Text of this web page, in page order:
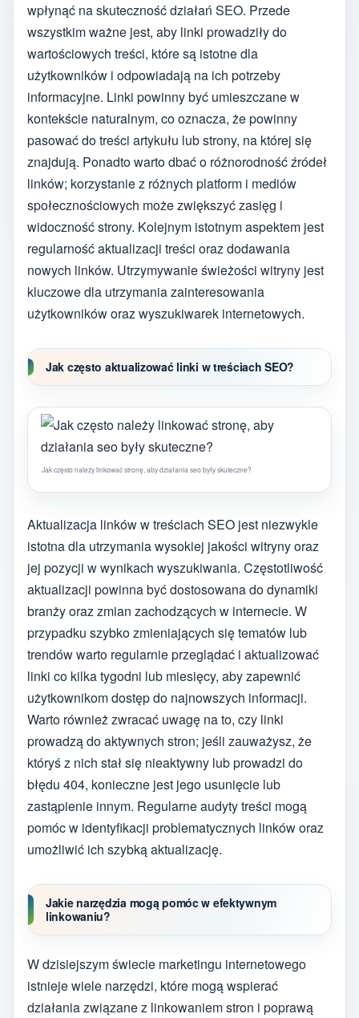
wpłynąć na skuteczność działań SEO. Przede
wszystkim ważne jest, aby linki prowadziły do
wartościowych treści, które są istotne dla
użytkowników i odpowiadają na ich potrzeby
informacyjne. Linki powinny być umieszczane w
kontekście naturalnym, co oznacza, że powinny
pasować do treści artykułu lub strony, na której się
znajdują. Ponadto warto dbać o różnorodność źródeł
linków; korzystanie z różnych platform i mediów
społecznościowych może zwiększyć zasięg i
widoczność strony. Kolejnym istotnym aspektem jest
regularność aktualizacji treści oraz dodawania
nowych linków. Utrzymywanie świeżości witryny jest
kluczowe dla utrzymania zainteresowania
użytkowników oraz wyszukiwarek internetowych.
Jak często aktualizować linki w treściach SEO?
Jak często należy linkować stronę, aby działania seo były skuteczne?
Aktualizacja linków w treściach SEO jest niezwykle
istotna dla utrzymania wysokiej jakości witryny oraz
jej pozycji w wynikach wyszukiwania. Częstotliwość
aktualizacji powinna być dostosowana do dynamiki
branży oraz zmian zachodzących w internecie. W
przypadku szybko zmieniających się tematów lub
trendów warto regularnie przeglądać i aktualizować
linki co kilka tygodni lub miesięcy, aby zapewnić
użytkownikom dostęp do najnowszych informacji.
Warto również zwracać uwagę na to, czy linki
prowadzą do aktywnych stron; jeśli zauważysz, że
któryś z nich stał się nieaktywny lub prowadzi do
błędu 404, konieczne jest jego usunięcie lub
zastąpienie innym. Regularne audyty treści mogą
pomóc w identyfikacji problematycznych linków oraz
umożliwić ich szybką aktualizację.
Jakie narzędzia mogą pomóc w efektywnym
linkowaniu?
W dzisiejszym świecie marketingu internetowego
istnieje wiele narzędzi, które mogą wspierać
działania związane z linkowaniem stron i poprawą